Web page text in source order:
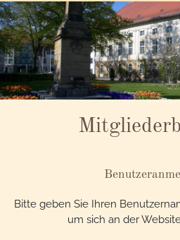
Bitte geben Sie Ihren
um sich an der